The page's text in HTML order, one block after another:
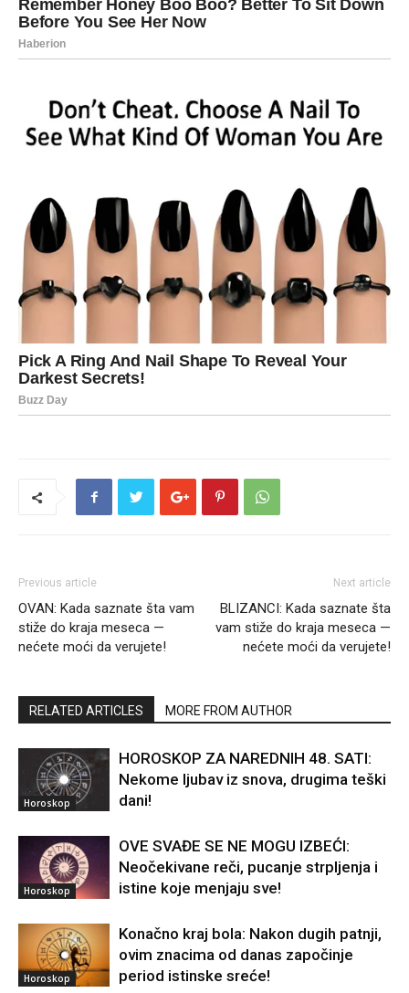
Previous article
OVAN: Kada saznate šta vam
stiže do kraja meseca —
nećete moći da verujete!
Next article
BLIZANCI: Kada saznate šta
vam stiže do kraja meseca —
nećete moći da verujete!
RELATED ARTICLES MORE FROM AUTHOR
Horoskop
HOROSKOP ZA NAREDNIH 48. SATI:
Nekome ljubav iz snova, drugima teški
dani!
Horoskop
OVE SVAĐE SE NE MOGU IZBEĆI:
Neočekivane reči, pucanje strpljenja i
istine koje menjaju sve!
Horoskop
Konačno kraj bola: Nakon dugih patnji,
ovim znacima od danas započinje
period istinske sreće!